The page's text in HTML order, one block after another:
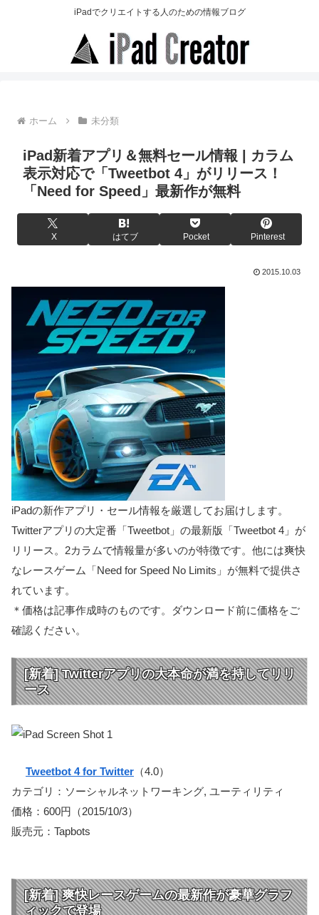
iPadでクリエイトする人のための情報ブログ
ホーム 未分類
iPad新着アプリ＆無料セール情報 | カラム
表示対応で「Tweetbot 4」がリリース！
「Need for Speed」最新作が無料
X はてブ Pocket Pinterest
2015.10.03
iPadの新作アプリ・セール情報を厳選してお届けします。
Twitterアプリの大定番「Tweetbot」の最新版「Tweetbot 4」が
リリース。2カラムで情報量が多いのが特徴です。他には爽快
なレースゲーム「Need for Speed No Limits」が無料で提供さ
れています。
＊価格は記事作成時のものです。ダウンロード前に価格をご
確認ください。
[新着] Twitterアプリの大本命が満を持してリリ
ース
Tweetbot 4 for Twitter （4.0）
カテゴリ：ソーシャルネットワーキング, ユーティリティ
価格：600円（2015/10/3）
販売元：Tapbots
[新着] 爽快レースゲームの最新作が豪華グラフ
ィックで登場